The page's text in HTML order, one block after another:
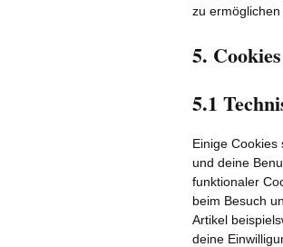
zu
5. Cookies
5.1
Einige
und deine
funktionaler
beim Besuch
Artikel
deine